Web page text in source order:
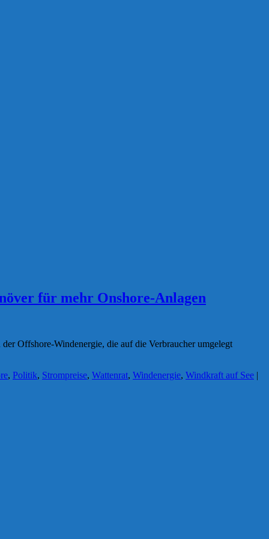
für mehr Onshore-Anlagen
Offshore-Windenergie, die auf die Verbraucher umgelegt
, Politik, Strompreise, Wattenrat, Windenergie, Windkraft auf See |